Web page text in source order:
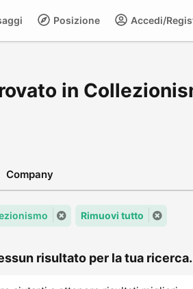
Accedi/
Posizione
in
Company
Rimuovi tutto
risultato per la tua